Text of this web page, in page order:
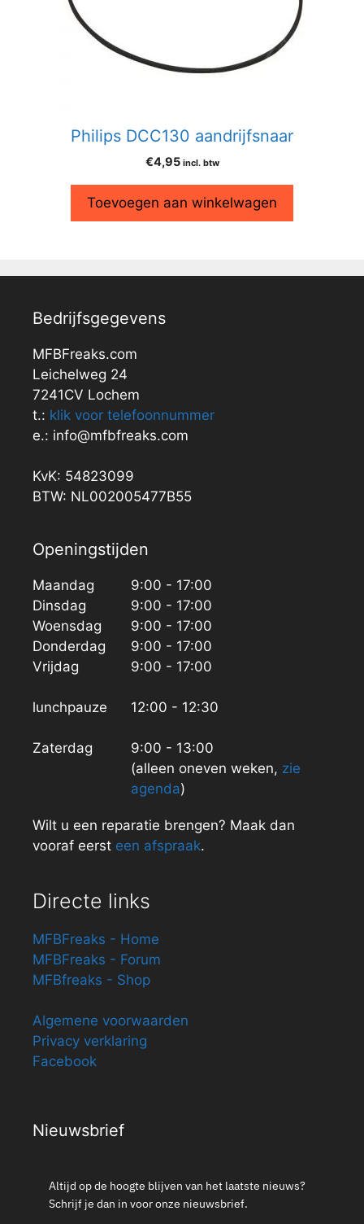
Philips DCC130 aandrijfsnaar
€4,95 incl. btw
Toevoegen aan winkelwagen
Bedrijfsgegevens
MFBFreaks.com
Leichelweg 24
7241CV Lochem
t.: klik voor telefoonnummer
e.: info@mfbfreaks.com
KvK: 54823099
BTW: NL002005477B55
Openingstijden
Maandag
Dinsdag
Woensdag
Donderdag
Vrijdag
lunchpauze
Zaterdag
9:00 - 17:00
9:00 - 17:00
9:00 - 17:00
9:00 - 17:00
9:00 - 17:00
12:00 - 12:30
9:00 - 13:00
(alleen oneven weken, zie
agenda)
Wilt u een reparatie brengen? Maak dan
vooraf eerst een afspraak.
Directe links
MFBFreaks - Home
MFBFreaks - Forum
MFBfreaks - Shop
Algemene voorwaarden
Privacy verklaring
Facebook
Nieuwsbrief
Altijd op de hoogte blijven van het laatste nieuws?
Schrijf je dan in voor onze nieuwsbrief.